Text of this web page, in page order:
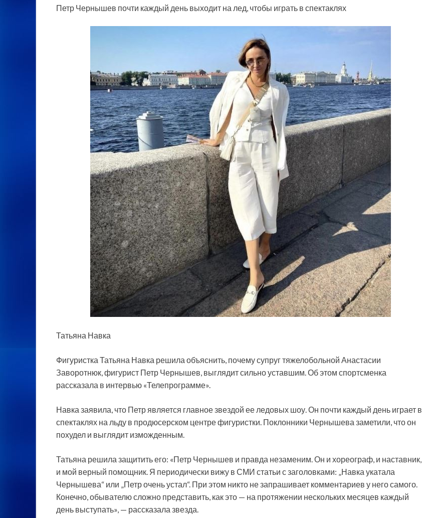
Петр Чернышев почти каждый день выходит на лед, чтобы играть в спектаклях
Татьяна Навка
Фигуристка Татьяна Навка решила объяснить, почему супруг тяжелобольной Анастасии
Заворотнюк, фигурист Петр Чернышев, выглядит сильно уставшим. Об этом спортсменка
рассказала в интервью «Телепрограмме».
Навка заявила, что Петр является главное звездой ее ледовых шоу. Он почти каждый день играет в
спектаклях на льду в продюсерском центре фигуристки. Поклонники Чернышева заметили, что он
похудел и выглядит изможденным.
Татьяна решила защитить его: «Петр Чернышев и правда незаменим. Он и хореограф, и наставник,
и мой верный помощник. Я периодически вижу в СМИ статьи с заголовками: „Навка укатала
Чернышева“ или „Петр очень устал“. При этом никто не запрашивает комментариев у него самого.
Конечно, обывателю сложно представить, как это — на протяжении нескольких месяцев каждый
день выступать», — рассказала звезда.